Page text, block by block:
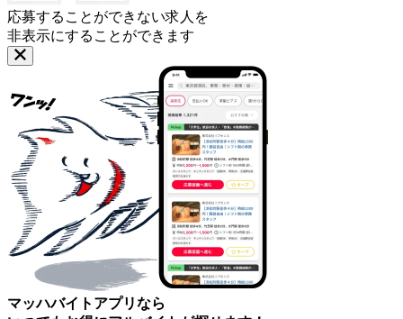
応募することができない求人を
非表示にすることができます
マッハバイトアプリなら